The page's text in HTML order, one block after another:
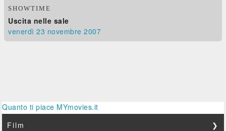
SHOWTIME
Uscita nelle sale
venerdì 23 novembre 2007
Quanto ti piace MYmovies.it
Film
❯